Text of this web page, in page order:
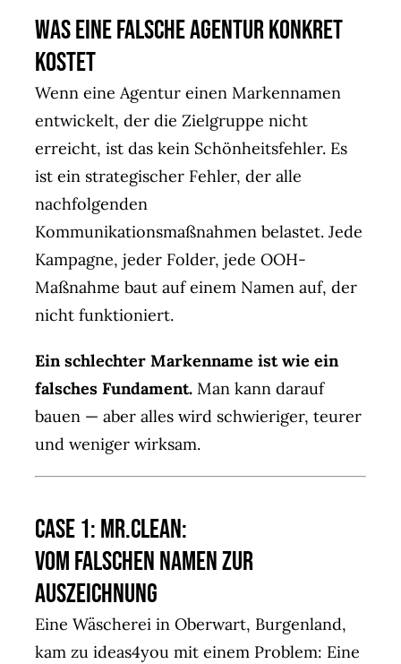
Was eine falsche Agentur konkret
kostet
Wenn eine Agentur einen Markennamen
entwickelt, der die Zielgruppe nicht
erreicht, ist das kein Schönheitsfehler. Es
ist ein strategischer Fehler, der alle
nachfolgenden
Kommunikationsmaßnahmen belastet. Jede
Kampagne, jeder Folder, jede OOH-
Maßnahme baut auf einem Namen auf, der
nicht funktioniert.
Ein schlechter Markenname ist wie ein
falsches Fundament.Man kann darauf
bauen — aber alles wird schwieriger, teurer
und weniger wirksam.
Case 1: Mr.Clean:
Vom falschen Namen zur
Auszeichnung
Eine Wäscherei in Oberwart, Burgenland,
kam zu ideas4you mit einem Problem: Eine